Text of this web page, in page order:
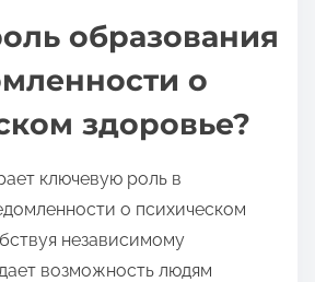
образования
о
здоровье?
ключевую роль в
о психическом
независимому
возможность людям